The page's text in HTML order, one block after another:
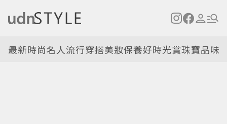
最新時尚名人流行穿搭美妝保養好時光賞珠寶品味